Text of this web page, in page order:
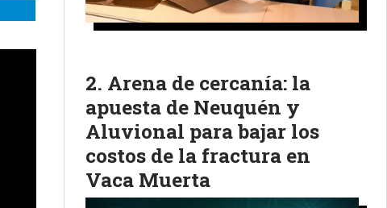
Arena de cercanía: la
apuesta de Neuquén y
Aluvional para bajar los
costos de la fractura en
Vaca Muerta